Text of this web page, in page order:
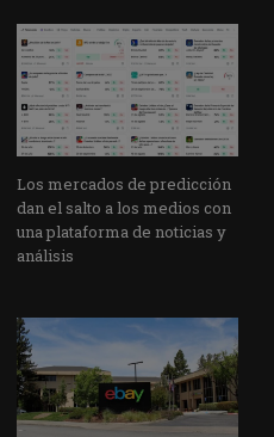
Los mercados de predicción
dan el salto a los medios con
una plataforma de noticias y
análisis